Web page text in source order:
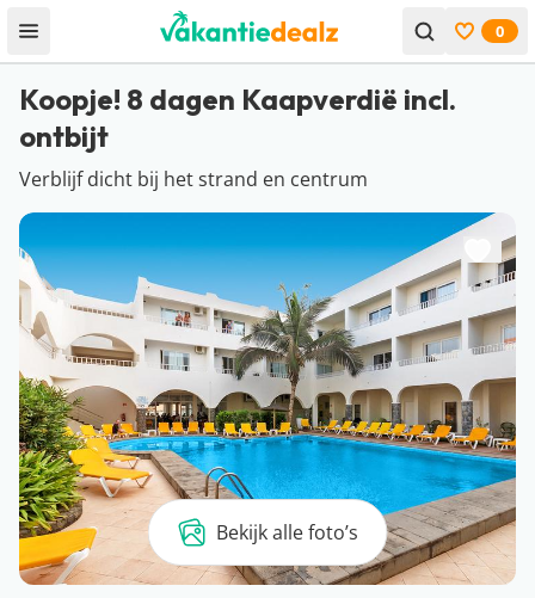
Open menu Bekijk
0
Koopje! 8 dagen Kaapverdië incl.
ontbijt
Verblijf dicht bij het strand en centrum
Bekijk alle foto’s